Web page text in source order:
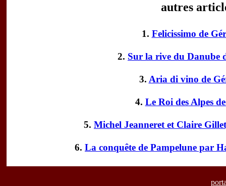
autres
1. Felicissimo de
2. Sur la rive du Danube
3. Aria di vino de
4. Le Roi des Alpes
5. Michel Jeanneret et Claire
6. La conquête de Pampelune par